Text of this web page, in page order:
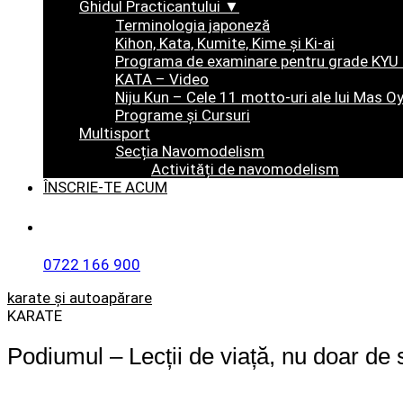
Ghidul Practicantului ▼
Terminologia japoneză
Kihon, Kata, Kumite, Kime şi Ki-ai
Programa de examinare pentru grade KYU
KATA – Video
Niju Kun – Cele 11 motto-uri ale lui Mas
Programe și Cursuri
Multisport
Secția Navomodelism
Activități de navomodelism
ÎNSCRIE-TE ACUM
0722 166 900
karate și autoapărare
KARATE
Podiumul – Lecții de viață, nu doar de